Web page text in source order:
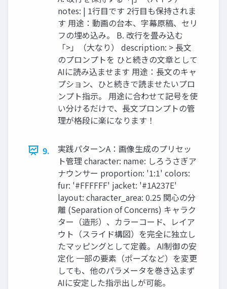
notes: | 1行目です 2行目も保持されま
す 用途：動画の台本、字幕原稿、セリ
フの埋め込み。 B. 改行を畳み込む
「>」（大なり） description: > 長文
のプロンプトを ひと続きの文章として
AIに読み込ませます 用途：長文のキャ
プション、ひと続きで読ませたいプロ
ンプト指示。 用途に合わせて記号を使
い分けるだけで、長文プロンプトの管
理が格段に楽になります！
9.
実践パターンA：画像生成のプリセッ
ト管理 character: name: しろうさぎア
ナウンサー proportion: '1:1' colors:
fur: '#FFFFFF' jacket: '#1A237E'
layout: character_area: 0.25 関心の分
離 (Separation of Concerns) キャラク
ター（造形）、カラーコード、レイア
ウト（スライド構図）を完全に独立し
たマッピングとして定義。 AI制御の安
定化 一部の要素（ポーズなど）を変更
しても、他のパラメータを巻き込まず
AIに安定した指示出しが可能。